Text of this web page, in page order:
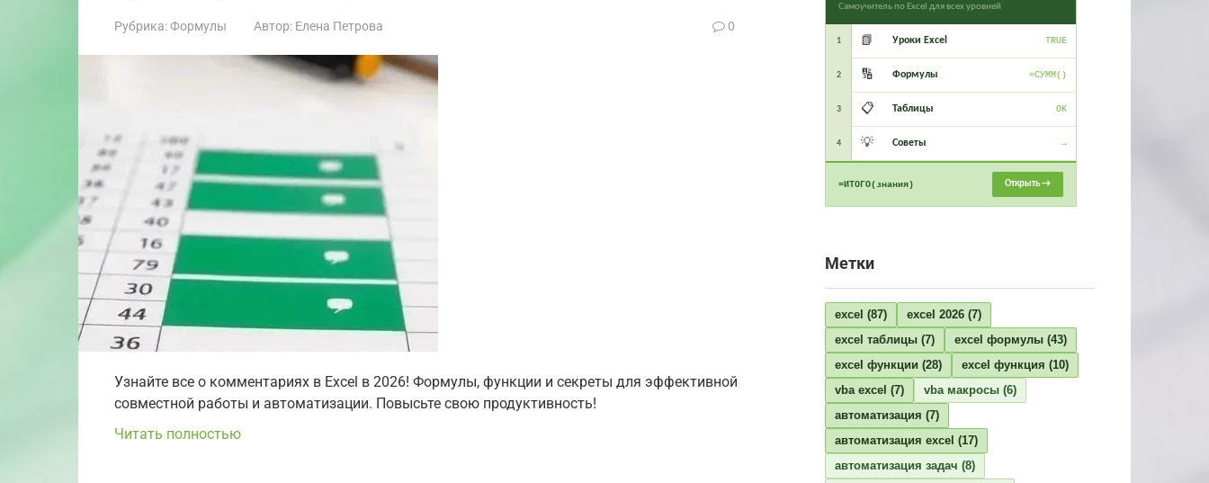
Рубрика:Формулы Автор: Елена Петрова 0
Узнайте все о комментариях в Excel в 2026! Формулы, функции и секреты для эффективной
совместной работы и автоматизации. Повысьте свою продуктивность!
Читать полностью
Самоучитель по Excel для всех уровней
1 📗 Уроки Excel TRUE
2 🔢 Формулы =СУММ()
3 📋 Таблицы OK
4 💡 Советы →
=ИТОГО(знания) Открыть →
Метки
excel (87) excel 2026 (7)
excel таблицы (7) excel формулы (43)
excel функции (28) excel функция (10)
vba excel (7) vba макросы (6)
автоматизация (7)
автоматизация excel (17)
автоматизация задач (8)